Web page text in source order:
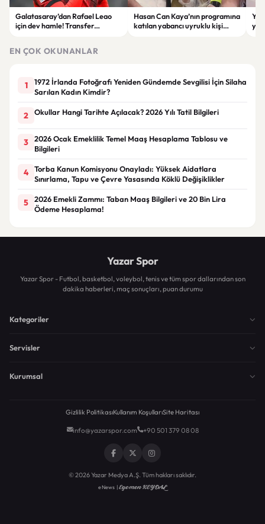
Galatasaray’dan Rafael Leao
için dev hamle! Transfer
Hasan Can Kaya’nın programına
katılan yabancı uyruklu kişi
EN ÇOK OKUNANLAR
1
1972 İrlanda Fotoğrafı Yeniden Gündemde Sevgilisi İçin Silaha
Sarılan Kadın Kimdir?
2 Okullar Hangi Tarihte Açılacak? 2026 Yılı Tatil Bilgileri
3
2026 Ocak Emeklilik Temel Maaş Hesaplama Tablosu ve
Bilgileri
4
Torba Kanun Komisyonu Onayladı: Yüksek Aidatlara
Sınırlama, Tapu ve Çevre Yasasında Köklü Değişiklikler
5
2026 Emekli Zammı: Taban Maaş Bilgileri ve 20 Bin Lira
Ödeme Hesaplama!
Yazar Spor
Yazar Spor - Futbol, basketbol, voleybol, tenis ve tüm spor dallarından son
dakika haberleri, maç sonuçları, puan durumu
Kategoriler
Servisler
Kurumsal
Gizlilik PolitikasıKullanım KoşullarıSite Haritası
info@yazarspor.com +90 501 379 08 08
© 2026 Yazar Medya A.Ş. Tüm hakları saklıdır.
eNews |Egemen KEYDAL